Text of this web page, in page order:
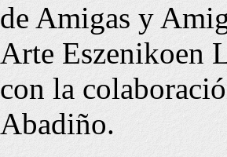
de Amigas y
Arte Eszenikoen
con la
Abadiño.